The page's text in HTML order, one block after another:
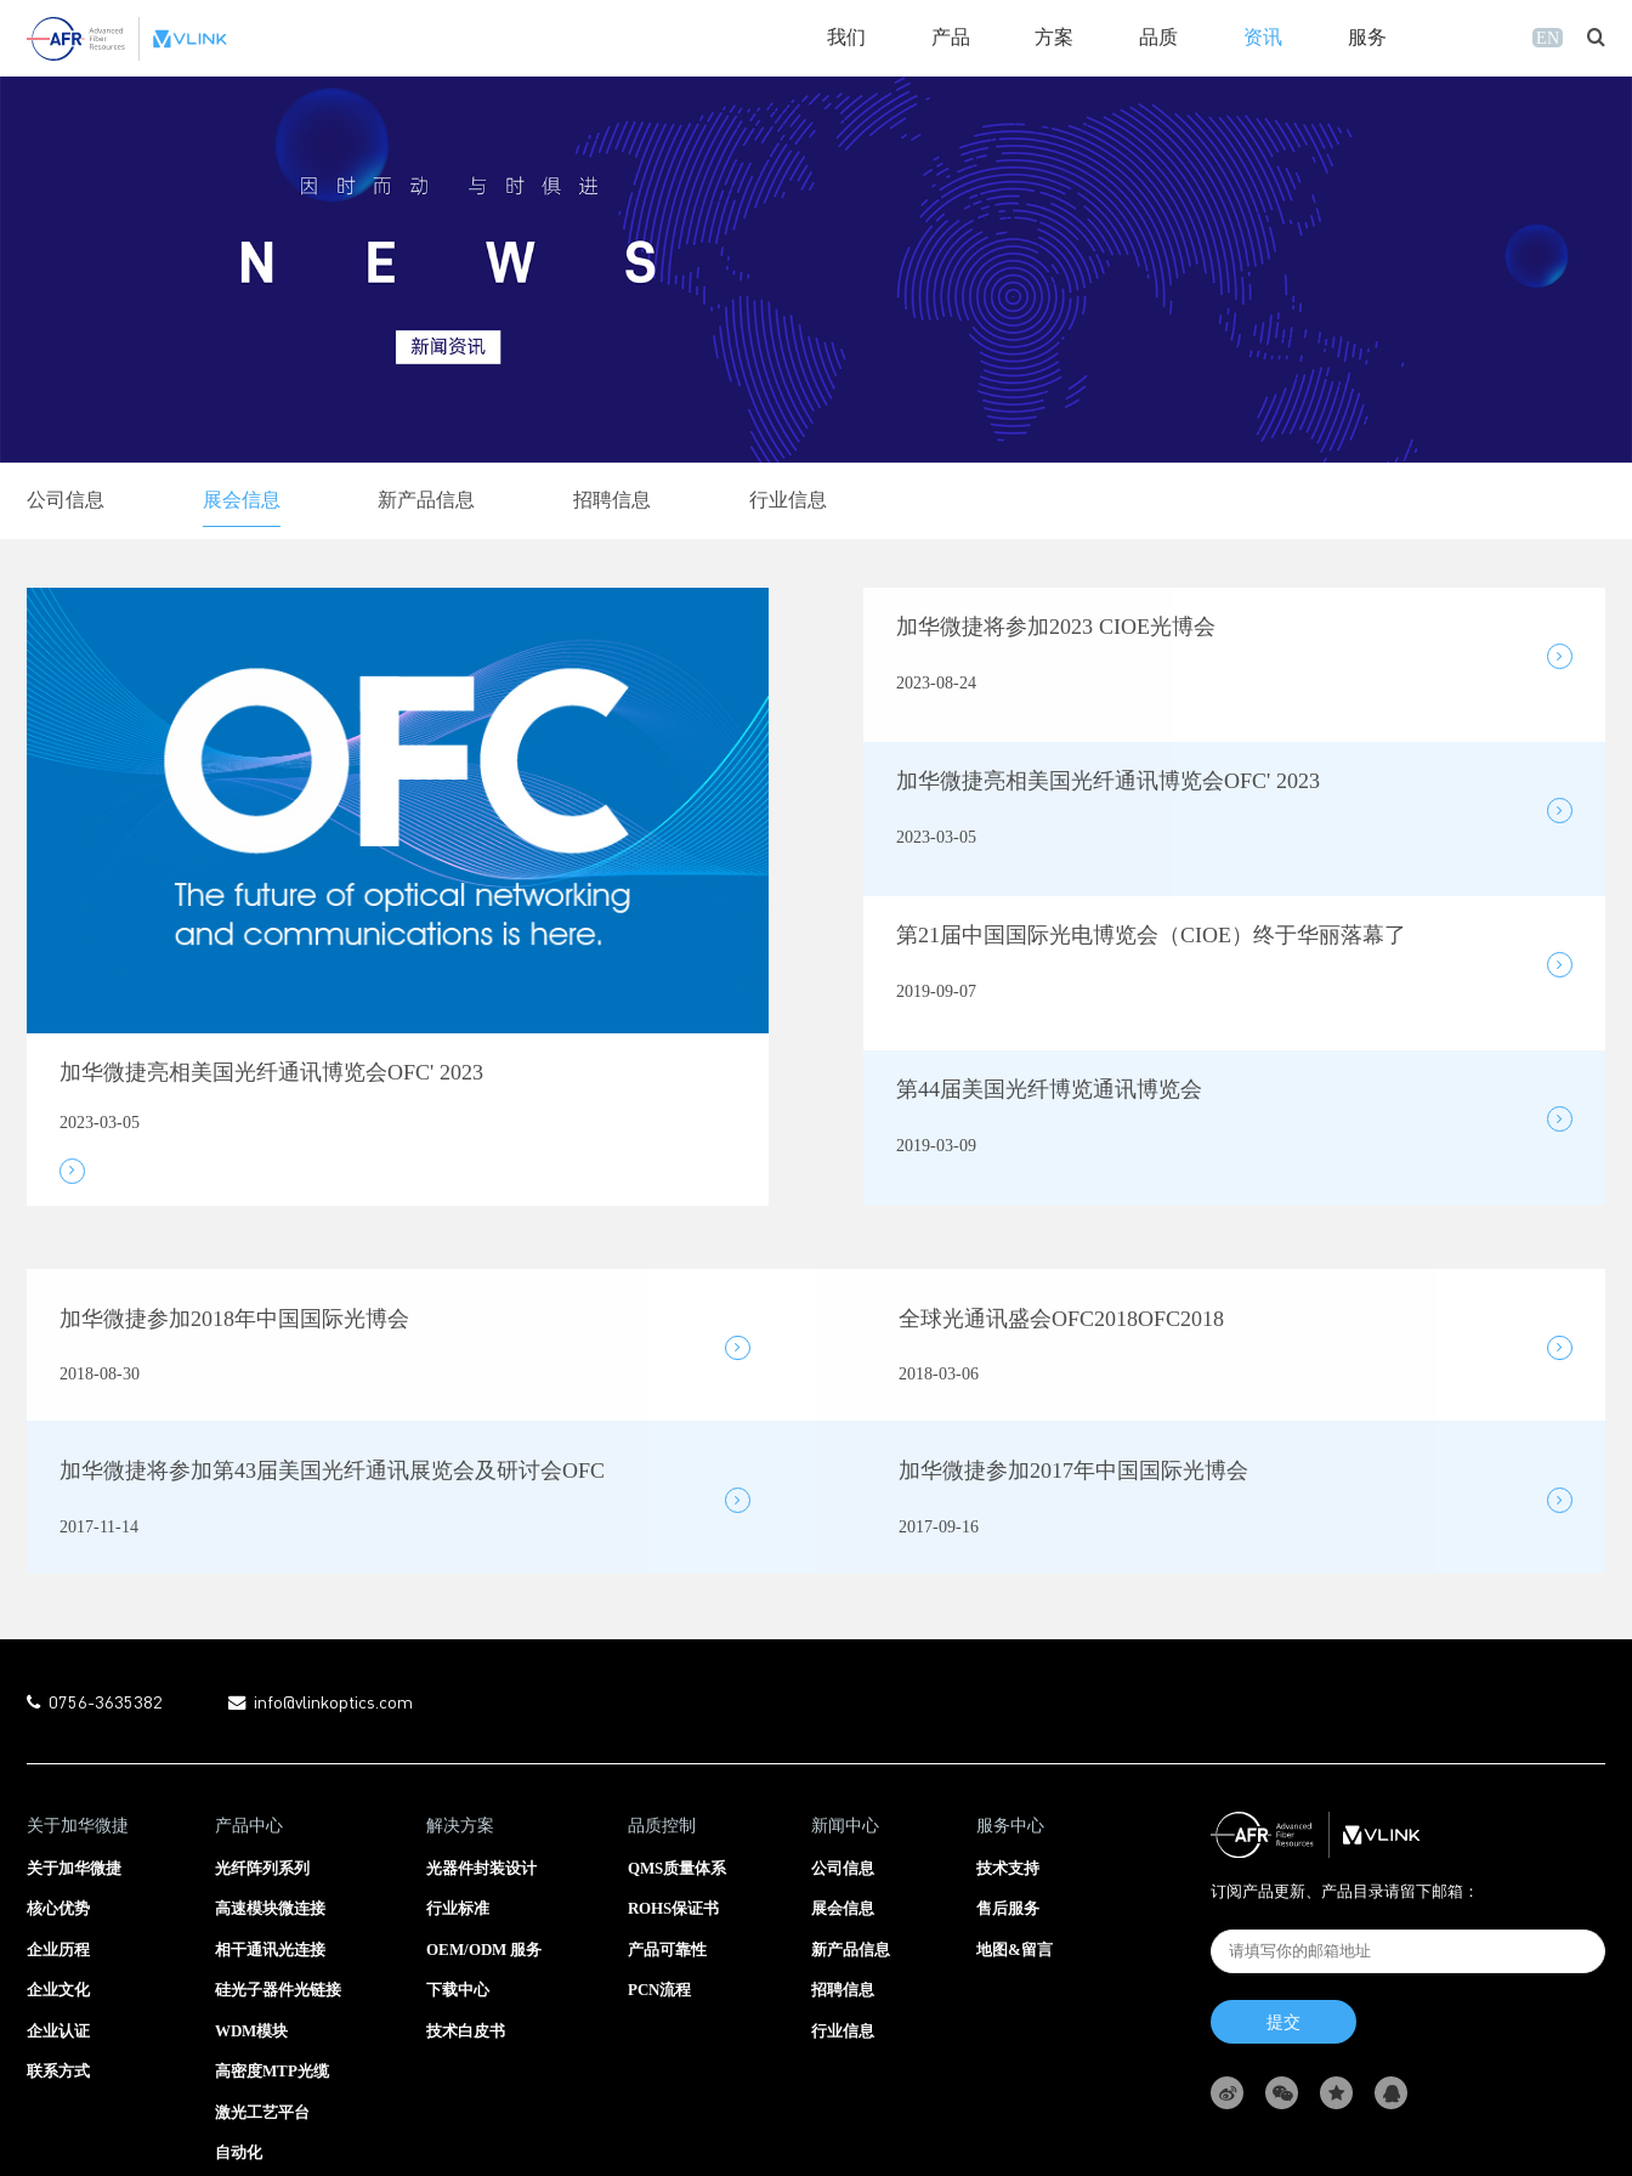
我们
企业文化
产品 方案
下载中心
品质 资讯
招聘信息
服务 EN
公司信息 展会信息 新产品信息 招聘信息 行业信息
加华微捷亮相美国光纤通讯博览会OFC' 2023
2023-03-05
加华微捷将参加2023 CIOE光博会
2023-08-24
加华微捷亮相美国光纤通讯博览会OFC' 2023
2023-03-05
第21届中国国际光电博览会（CIOE）终于华丽落幕了
2019-09-07
第44届美国光纤博览通讯博览会
2019-03-09
加华微捷参加2018年中国国际光博会
2018-08-30
全球光通讯盛会OFC2018OFC2018
2018-03-06
加华微捷将参加第43届美国光纤通讯展览会及研讨会OFC
2017-11-14
加华微捷参加2017年中国国际光博会
2017-09-16
0756-3635382 info@vlinkoptics.com
关于加华微捷
关于加华微捷
核心优势
企业历程
企业文化
企业认证
联系方式
产品中心
光纤阵列系列
高速模块微连接
相干通讯光连接
硅光子器件光链接
WDM模块
高密度MTP光缆
激光工艺平台
自动化
解决方案
光器件封装设计
行业标准
OEM/ODM 服务
下载中心
技术白皮书
品质控制
QMS质量体系
ROHS保证书
产品可靠性
PCN流程
新闻中心
公司信息
展会信息
新产品信息
招聘信息
行业信息
服务中心
技术支持
售后服务
地图&留言
订阅产品更新、产品目录请留下邮箱：
提交